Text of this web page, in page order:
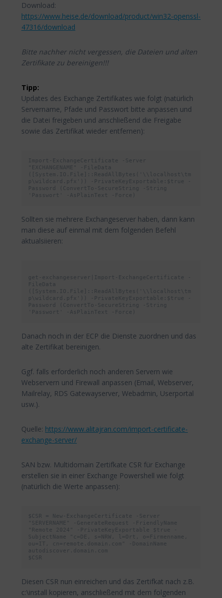
Download:
https://www.heise.de/download/product/win32-openssl-
47316/download
Bitte nachher nicht vergessen, die Dateien und alten
Zertifikate zu bereinigen!!!
Tipp:
Updates des Exchange Zertifikates wie folgt (natürlich
Servername, Pfade und Passwort bitte anpassen und
die Datei freigeben und anschließend die Freigabe
sowie das Zertifikat wieder entfernen):
Import-ExchangeCertificate -Server
"EXCHANGENAME" -FileData
([System.IO.File]::ReadAllBytes('\\localhost\tm
p\wildcard.pfx')) -PrivateKeyExportable:$true -
Password (ConvertTo-SecureString -String
'Passwort' -AsPlainText -Force)
Sollten sie mehrere Exchangeserver haben, dann kann
man diese auf einmal mit dem folgenden Befehl
aktualsiieren:
get-exchangeserver|Import-ExchangeCertificate -
FileData
([System.IO.File]::ReadAllBytes('\\localhost\tm
p\wildcard.pfx')) -PrivateKeyExportable:$true -
Password (ConvertTo-SecureString -String
'Passwort' -AsPlainText -Force)
Danach noch in der ECP die Dienste zuordnen und das
alte Zertifikat bereinigen.
Ggf. falls erforderlich noch anderen Servern wie
Webservern und Firewall anpassen (Email, Webserver,
Mailrelay, RDS Gatewayserver, Webadmin, Userportal
usw.).
Quelle: https://www.alitajran.com/import-certificate-
exchange-server/
SAN bzw. Multidomain Zertifkate CSR für Exchange
erstellen sie in einer Exchange Powershell wie folgt
(natürlich die Werte anpassen):
$CSR = New-ExchangeCertificate -Server
"SERVERNAME" -GenerateRequest -FriendlyName
"Remote 2024" -PrivateKeyExportable $true -
SubjectName "c=DE, s=NRW, l=Ort, o=Firmenname,
ou=IT, cn=remote.domain.com" -DomainName
autodiscover.domain.com
$CSR
Diesen CSR nun einreichen und das Zertifkat nach z.B.
c:\install kopieren, anschließend mit dem folgenden